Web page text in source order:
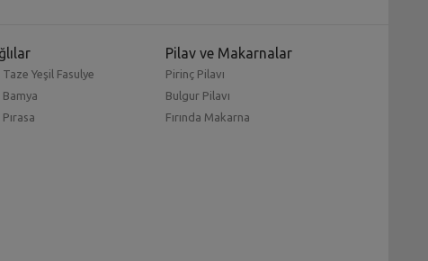
Yeşil Fasulye
Bamya
Pilav ve Makarnalar
Pirinç Pilavı
Bulgur Pilavı
Fırında Makarna